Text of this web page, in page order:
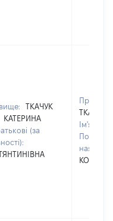
ТКАЧУК
КАТЕРИНА
(за
ТКАЧУК
Ім'я:
По